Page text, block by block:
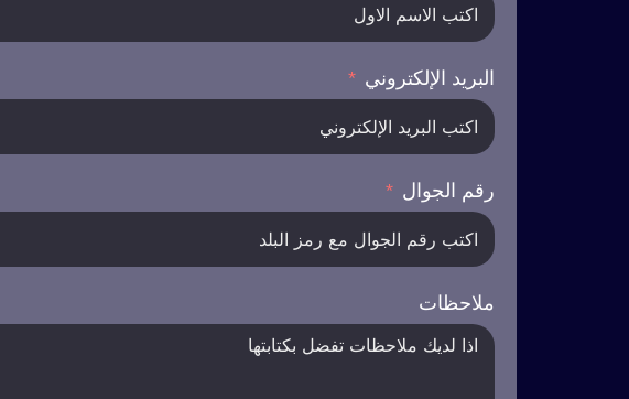
البريد الإلكتروني
رقم الجوال
ملاحظات